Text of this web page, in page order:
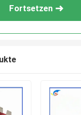
Fortsetzen